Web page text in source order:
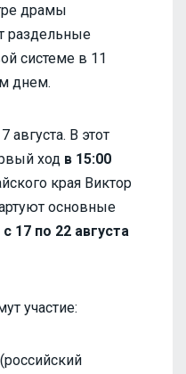
драмы
раздельные
системе в 11
днем.
августа. В этот
ход в 15:00
края Виктор
основные
с 17 по 22 августа
участие: